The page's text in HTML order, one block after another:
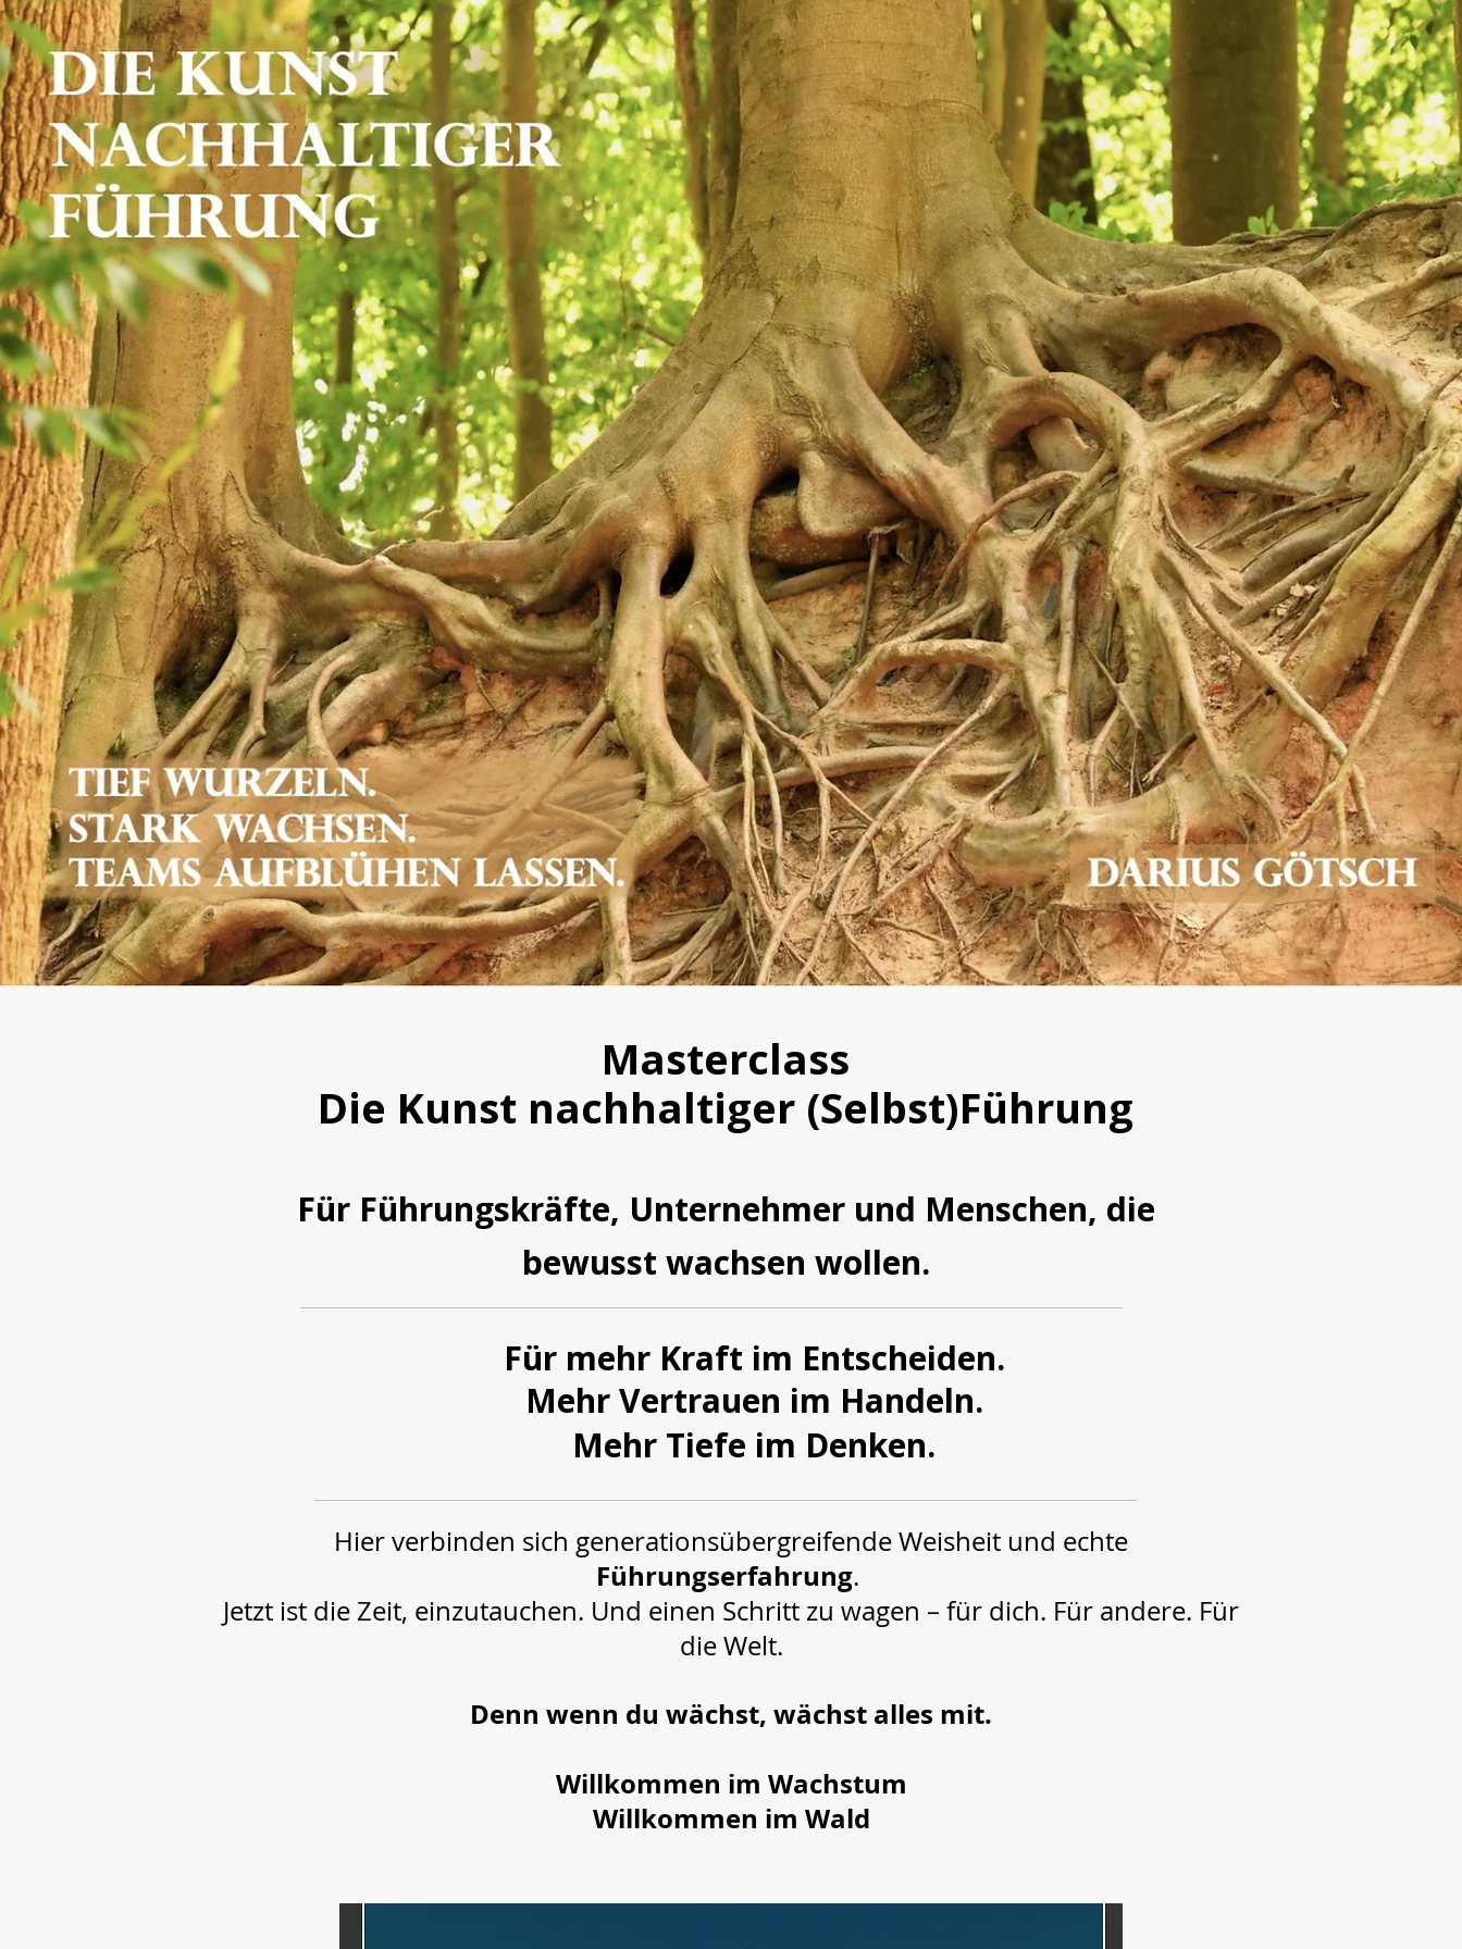
Masterclass
Die Kunst nachhaltiger (Selbst)Führung
Für Führungskräfte, Unternehmer und Menschen, die
bewusst wachsen wollen.
Für mehr Kraft im Entscheiden.
Mehr Vertrauen im Handeln.
Mehr Tiefe im Denken.
Hier verbinden sich generationsübergreifende Weisheit und echte
Führungserfahrung.
Jetzt ist die Zeit, einzutauchen. Und einen Schritt zu wagen – für dich. Für andere. Für
die Welt.
Denn wenn du wächst, wächst alles mit.
Willkommen im Wachstum
Willkommen im Wald